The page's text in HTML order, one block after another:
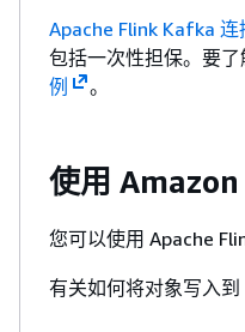
Apache Flink Kafka 连
包括一次性担保。要
例
。
使用 Amazon
您可以使用 Apache
有关如何将对象写入